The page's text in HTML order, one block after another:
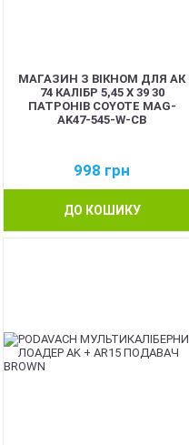
МАГАЗИН З ВІКНОМ ДЛЯ АК
74 КАЛІБР 5,45 Х 39 30
ПАТРОНІВ COYOTE MAG-
AK47-545-W-CB
998 грн
ДО КОШИКУ